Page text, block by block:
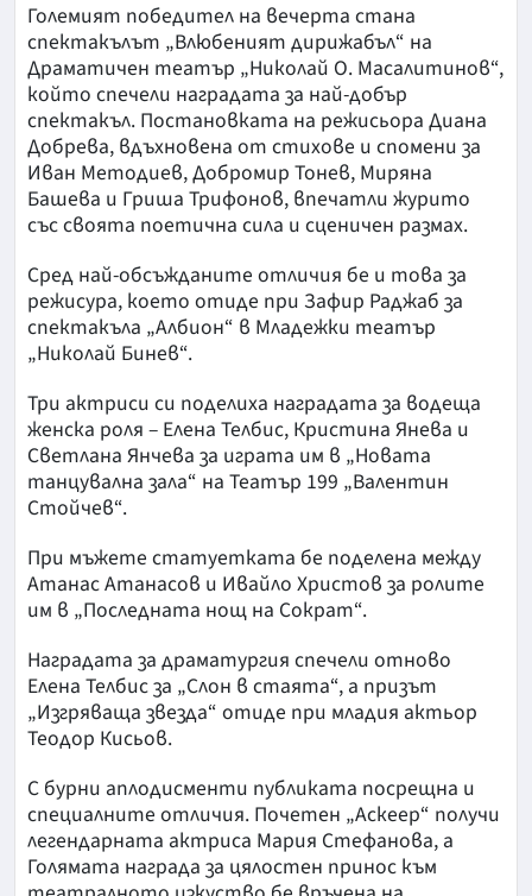
Големият победител на вечерта стана
спектакълът „Влюбеният дирижабъл“ на
Драматичен театър „Николай О. Масалитинов“,
който спечели наградата за най-добър
спектакъл. Постановката на режисьора Диана
Добрева, вдъхновена от стихове и спомени за
Иван Методиев, Добромир Тонев, Миряна
Башева и Гриша Трифонов, впечатли журито
със своята поетична сила и сценичен размах.
Сред най-обсъжданите отличия бе и това за
режисура, което отиде при Зафир Раджаб за
спектакъла „Албион“ в Младежки театър
„Николай Бинев“.
Три актриси си поделиха наградата за водеща
женска роля – Елена Телбис, Кристина Янева и
Светлана Янчева за играта им в „Новата
танцувална зала“ на Театър 199 „Валентин
Стойчев“.
При мъжете статуетката бе поделена между
Атанас Атанасов и Ивайло Христов за ролите
им в „Последната нощ на Сократ“.
Наградата за драматургия спечели отново
Елена Телбис за „Слон в стаята“, а призът
„Изгряваща звезда“ отиде при младия актьор
Теодор Кисьов.
С бурни аплодисменти публиката посрещна и
специалните отличия. Почетен „Аскеер“ получи
легендарната актриса Мария Стефанова, а
Голямата награда за цялостен принос към